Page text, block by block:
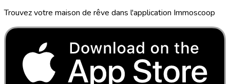
Trouvez votre maison de rêve dans l'application Immoscoop